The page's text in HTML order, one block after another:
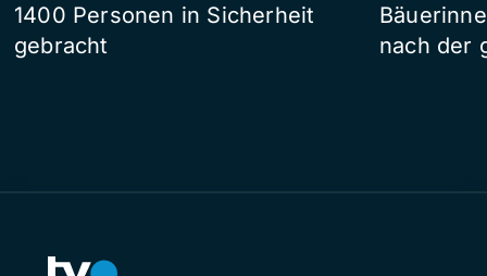
1400 Personen in Sicherheit
gebracht
nach der